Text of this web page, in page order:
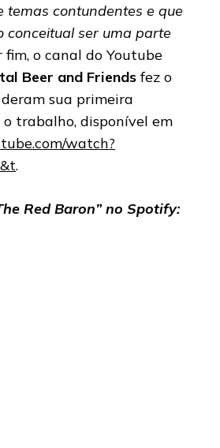
temas contundentes e que
conceitual ser uma parte
fim, o canal do Youtube
Beer and Friendsfez o
sua primeira
o trabalho, disponível em
watch?
.
Red Baron” no Spotify: